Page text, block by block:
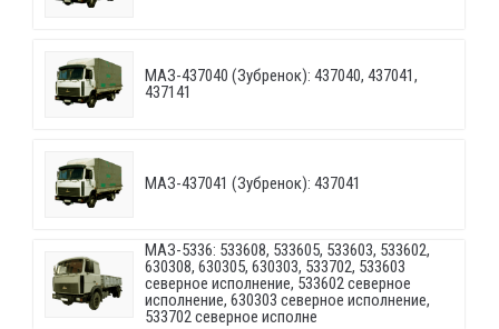
МАЗ-437040 (Зубренок): 437040, 437041,
437141
МАЗ-437041 (Зубренок): 437041
МАЗ-5336: 533608, 533605, 533603, 533602,
630308, 630305, 630303, 533702, 533603
северное исполнение, 533602 северное
исполнение, 630303 северное исполнение,
533702 северное исполне